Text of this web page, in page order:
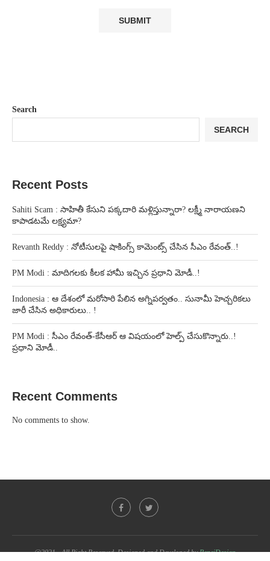
Search
SEARCH
Recent Posts
Sahiti Scam : సాహితీ కేసుని పక్కదారి మళ్లిస్తున్నారా? లక్ష్మీ నారాయణని
కాపాడటమే లక్ష్యమా?
Revanth Reddy : నోటీసులపై షాకింగ్స్ కామెంట్స్ చేసిన సీఎం రేవంత్..!
PM Modi : మాదిగలకు కీలక హామీ ఇచ్చిన ప్రధాని మోడీ..!
Indonesia : ఆ దేశంలో మరోసారి పేలిన అగ్నిపర్వతం.. సునామీ హెచ్చరికలు
జారీ చేసిన అధికారులు.. !
PM Modi : సీఎం రేవంత్-కేసీఆర్ ఆ విషయంలో హెల్ప్ చేసుకొన్నారు..!
ప్రధాని మోడీ..
Recent Comments
No comments to show.
@2021 - All Right Reserved. Designed and Developed byPenciDesign